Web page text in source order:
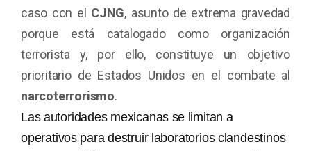
caso con el CJNG, asunto de extrema gravedad
porque está catalogado como organización
terrorista y, por ello, constituye un objetivo
prioritario de Estados Unidos en el combate al
narcoterrorismo.
Las autoridades mexicanas se limitan a
operativos para destruir laboratorios clandestinos